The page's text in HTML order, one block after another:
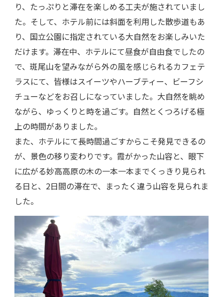
り、たっぷりと滞在を楽しめる工夫が施されていまし
た。そして、ホテル前には斜面を利用した散歩道もあ
り、国立公園に指定されている大自然をお楽しみいた
だけます。滞在中、ホテルにて昼食が自由食でしたの
で、斑尾山を望みながら外の風を感じられるカフェテ
ラスにて、皆様はスイーツやハーブティー、ビーフシ
チューなどをお召しになっていました。大自然を眺め
ながら、ゆっくりと時を過ごす。自然とくつろげる極
上の時間がありました。
また、ホテルにて長時間過ごすからこそ発見できるの
が、景色の移り変わりです。霞がかった山容と、眼下
に広がる妙高高原の木の一本一本までくっきり見られ
る日と、2日間の滞在で、まったく違う山容を見られま
した。